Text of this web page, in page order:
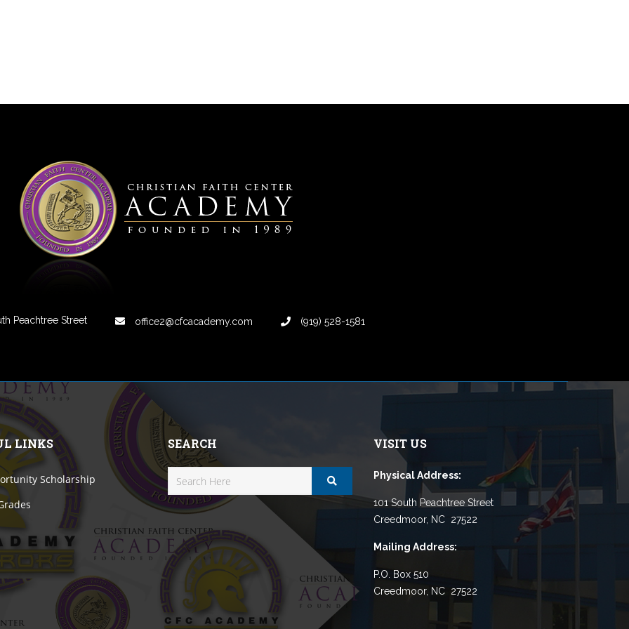
Peachtree Street office2@cfcacademy.com (919) 528-1581
LINKS
Scholarship
SEARCH VISIT US
Physical Address:
101 South Peachtree Street
Creedmoor, NC 27522
Mailing Address:
P.O. Box 510
Creedmoor, NC 27522